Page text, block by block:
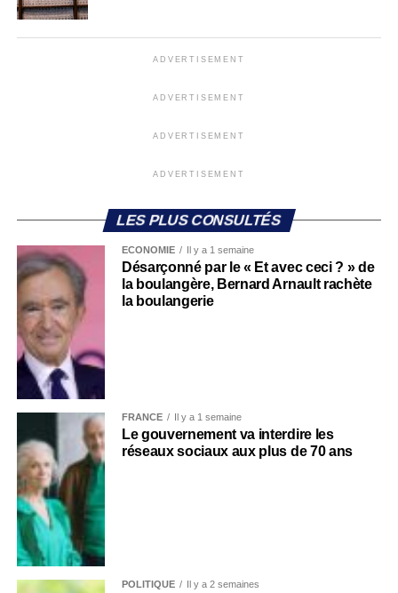
ADVERTISEMENT
ADVERTISEMENT
ADVERTISEMENT
ADVERTISEMENT
LES PLUS CONSULTÉS
ECONOMIE Il y a 1 semaine
Désarçonné par le « Et avec ceci ? » de
la boulangère, Bernard Arnault rachète
la boulangerie
FRANCE Il y a 1 semaine
Le gouvernement va interdire les
réseaux sociaux aux plus de 70 ans
POLITIQUE Il y a 2 semaines